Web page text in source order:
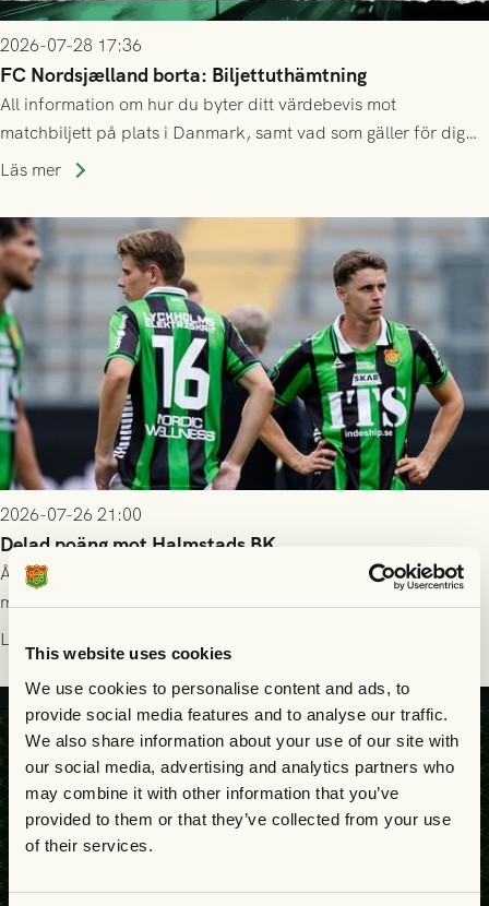
This website uses cookies
We use cookies to personalise content and ads, to
provide social media features and to analyse our traffic.
We also share information about your use of our site with
our social media, advertising and analytics partners who
may combine it with other information that you’ve
provided to them or that they’ve collected from your use
of their services.
2026-07-28 17:36
FC Nordsjælland borta: Biljettuthämtning
All information om hur du byter ditt värdebevis mot
matchbiljett på plats i Danmark, samt vad som gäller för dig
som står på reservlista eller fått förhinder.
Läs mer
2026-07-26 21:00
Delad poäng mot Halmstads BK
Åter i Allsvenskan stod Halmstads BK för motståndet i en
match som vägde tungt till fördel för GAIS, men där poängen
delades efter dramatik på tilläggstid.
Läs mer